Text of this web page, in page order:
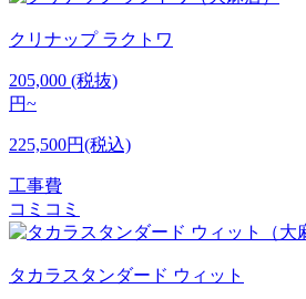
クリナップ ラクトワ
205,000 (税抜)
円~
225,500円(税込)
工事費
コミコミ
タカラスタンダード ウィット